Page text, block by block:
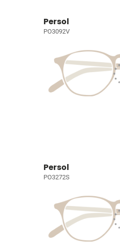
Persol
PO3092V
Persol
PO3272S